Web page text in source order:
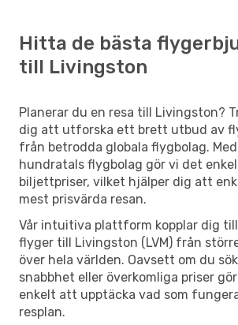
Hitta de bästa
till Livingston
Planerar du en resa till Livingston?
dig att utforska ett brett utbud av
från betrodda globala flygbolag.
hundratals flygbolag gör vi det
biljettpriser, vilket hjälper dig att
mest prisvärda resan.
Vår intuitiva plattform kopplar dig
flyger till Livingston (LVM) från
över hela världen. Oavsett om du
snabbhet eller överkomliga priser
enkelt att upptäcka vad som
resplan.